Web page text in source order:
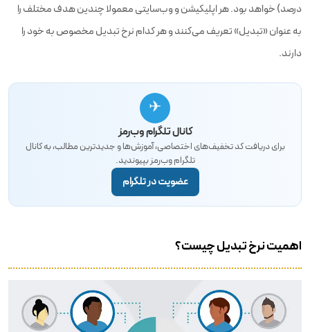
درصد) خواهد بود. هر اپلیکیشن و وب‌سایتی معمولا چندین هدف مختلف را
به عنوان «تبدیل» تعریف می‌کنند و هر کدام نرخ تبدیل مخصوص به خود را
دارند.
✈
کانال تلگرام وب‌رمز
برای دریافت کد تخفیف‌های اختصاصی، آموزش‌ها و جدیدترین مطالب، به کانال
تلگرام وب‌رمز بپیوندید.
عضویت در تلگرام
اهمیت نرخ تبدیل چیست؟